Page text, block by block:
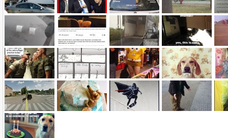
Name:
E-Mail-Adresse (optional):
Kommentar:
Alle HTML-Tags außer <br>, <strike> und <i> werden aus Deinem Kommentar entfernt.
URLs werden automatisch umgewandelt. Bitte verwende "www." oder "http://" in URLs
Ich möchte eine E-Mail, wenn zu meinem Kommentar Antworten erscheinen.
Ich möchte eine E-Mail, wenn auf dieser Seite weitere Kommentare erscheinen.